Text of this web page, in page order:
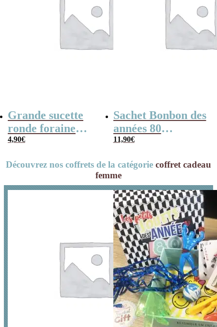
Grande sucette
ronde foraine
personnalisée des
Joyeux
16cm
4,90€
Sachet Bonbon des
années 80
personnalisé –
11,90€
Découvrez nos coffrets de la catégorie coffret cadeau
femme